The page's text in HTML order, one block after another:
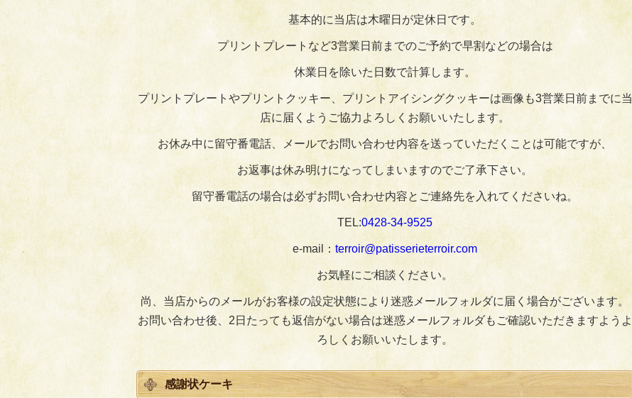
基本的に当店は木曜日が定休日です。
プリントプレートなど3営業日前までのご予約で早割などの場合は
休業日を除いた日数で計算します。
プリントプレートやプリントクッキー、プリントアイシングクッキーは画像も3営業日前までに当
店に届くようご協力よろしくお願いいたします。
お休み中に留守番電話、メールでお問い合わせ内容を送っていただくことは可能ですが、
お返事は休み明けになってしまいますのでご了承下さい。
留守番電話の場合は必ずお問い合わせ内容とご連絡先を入れてくださいね。
TEL:0428‐34‐9525
e-mail： terroir@patisserieterroir.com
お気軽にご相談ください。
尚、当店からのメールがお客様の設定状態により迷惑メールフォルダに届く場合がございます。
お問い合わせ後、2日たっても返信がない場合は迷惑メールフォルダもご確認いただきますようよ
ろしくお願いいたします。
感謝状ケーキ